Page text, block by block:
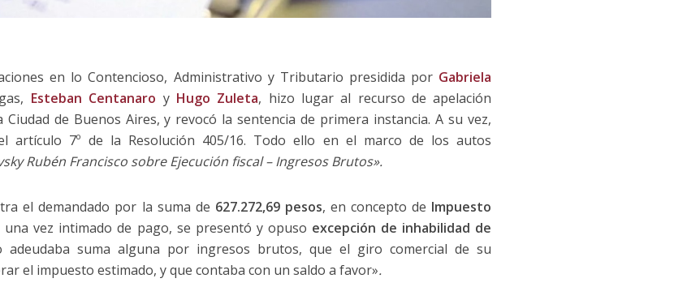
en lo Contencioso, Administrativo y Tributario presidida por Gabriela
Esteban Centanaro y Hugo Zuleta, hizo lugar al recurso de apelación
de Buenos Aires, y revocó la sentencia de primera instancia. A su vez,
artículo 7º de la Resolución 405/16. Todo ello en el marco de los autos
Rubén Francisco sobre Ejecución fiscal – Ingresos Brutos».
el demandado por la suma de 627.272,69 pesos, en concepto de Impuesto
una vez intimado de pago, se presentó y opuso excepción de inhabilidad de
adeudaba suma alguna por ingresos brutos, que el giro comercial de su
el impuesto estimado, y que contaba con un saldo a favor».